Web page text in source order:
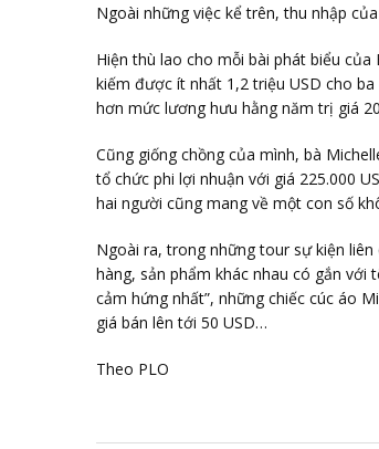
Ngoài những việc kể trên, thu nhập
Hiện thù lao cho mỗi bài phát biểu
kiếm được ít nhất 1,2 triệu USD cho
hơn mức lương hưu hằng năm trị giá
Cũng giống chồng của mình, bà
tổ chức phi lợi nhuận với giá 225.000
hai người cũng mang về một con số
Ngoài ra, trong những tour sự kiện
hàng, sản phẩm khác nhau có gắn với
cảm hứng nhất”, những chiếc cúc áo
giá bán lên tới 50 USD…
Theo PLO